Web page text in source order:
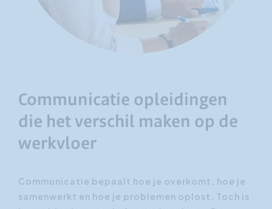
Communicatie opleidingen
die het verschil maken op de
werkvloer
Communicatie bepaalt hoe je overkomt, hoe je
samenwerkt en hoe je problemen oplost. Toch is